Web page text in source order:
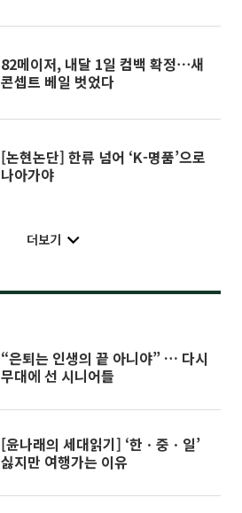
82메이저, 내달 1일 컴백 확정⋯새
콘셉트 베일 벗었다
[논현논단] 한류 넘어 ‘K-명품’으로
나아가야
더보기
“은퇴는 인생의 끝 아니야” … 다시
무대에 선 시니어들
[윤나래의 세대읽기] ‘한ㆍ중ㆍ일’
싫지만 여행가는 이유